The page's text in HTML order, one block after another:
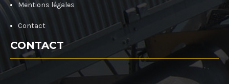
Mentions légales
Contact
CONTACT